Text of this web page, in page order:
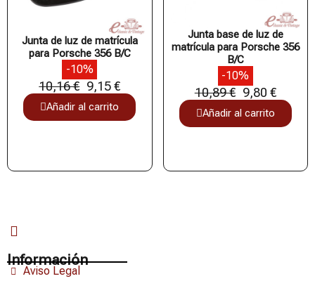
Junta de luz de matrícula
para Porsche 356 B/C
-10%
10,16 € 9,15 €
Añadir al carrito
Junta base de luz de
matrícula para Porsche 356
B/C
-10%
10,89 € 9,80 €
Añadir al carrito
Información
Aviso Legal